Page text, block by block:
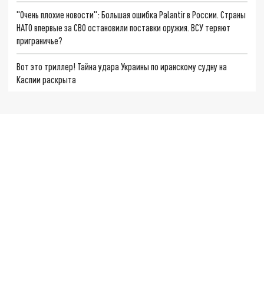
"Очень плохие новости": Большая ошибка Palantir в России. Страны
НАТО впервые за СВО остановили поставки оружия. ВСУ теряют
приграничье?
Вот это триллер! Тайна удара Украины по иранскому судну на
Каспии раскрыта